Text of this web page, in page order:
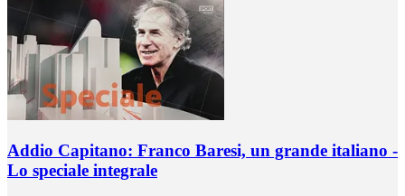
Addio Capitano: Franco Baresi, un grande italiano -
Lo speciale integrale